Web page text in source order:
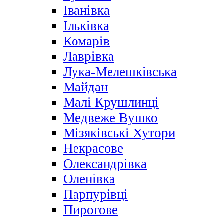
Іванівка
Ільківка
Комарів
Лаврівка
Лука-Мелешківська
Майдан
Малі Крушлинці
Медвеже Вушко
Мізяківські Хутори
Некрасове
Олександрівка
Оленівка
Парпурівці
Пирогове